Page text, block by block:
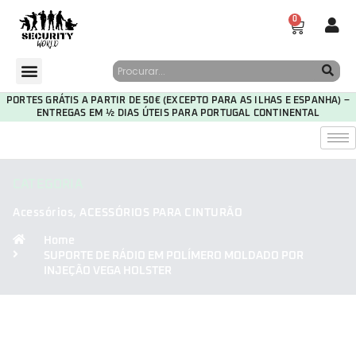
0
PORTES GRÁTIS A PARTIR DE 50€ (EXCEPTO PARA AS ILHAS E ESPANHA) –
ENTREGAS EM ½ DIAS ÚTEIS PARA PORTUGAL CONTINENTAL
Acessórios, ACESSÓRIOS PARA CINTURÃO
Home
SUPORTE DE RÁDIO EM POLÍMERO MOLDADO POR
INJEÇÃO VEGA HOLSTER